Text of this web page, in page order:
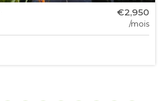
€2,950
/mois